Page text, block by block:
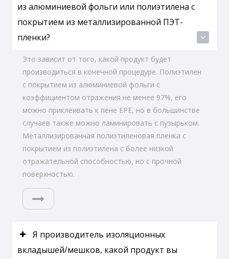
из алюминиевой фольги или полиэтилена с
покрытием из металлизированной ПЭТ-
пленки?
Это зависит от того, какой продукт будет
производиться в конечной процедуре. Полиэтилен
с покрытием из алюминиевой фольги с
коэффициентом отражения не менее 97%, его
можно приклеивать к пене EPE, но в большинстве
случаев также можно ламинировать с пузырьком.
Металлизированная полиэтиленовая пленка с
покрытием из полиэтилена с более низкой
отражательной способностью, но с прочной
поверхностью.
Я производитель изоляционных
вкладышей/мешков, какой продукт вы